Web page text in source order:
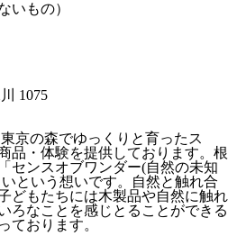
いもの）
1075
京の森でゆっくりと育ったス
品・体験を提供しております。根
センスオブワンダー(自然の未知
という想いです。自然と触れ合
どもたちには木製品や自然に触れ
ろなことを感じとることができる
ております。